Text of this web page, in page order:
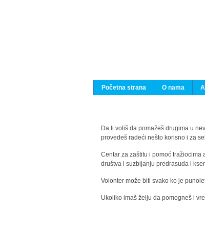
Početna strana
O nama
Da li voliš da pomažeš drugima u
provedeš radeći nešto korisno i za
Centar za zaštitu i pomoć
društva i suzbijanju predrasuda i
Volonter može biti svako ko je
Ukoliko imaš želju da pomogneš i